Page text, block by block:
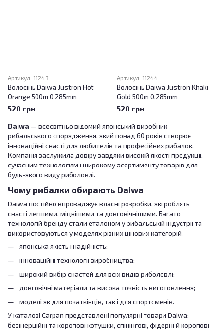
Артикул: 11243
Волосінь Daiwa Justron Hot
Orange 500m 0.285mm
520 грн
Артикул: 11244
Волосінь Daiwa Justron Khaki
Gold 500m 0.285mm
520 грн
Daiwa — всесвітньо відомий японський виробник
рибальського спорядження, який понад 60 років створює
інноваційні снасті для любителів та професійних рибалок.
Компанія заслужила довіру завдяки високій якості продукції,
сучасним технологіям і широкому асортименту товарів для
будь-якого виду риболовлі.
Чому рибалки обирають Daiwa
Daiwa постійно впроваджує власні розробки, які роблять
снасті легшими, міцнішими та довговічнішими. Багато
технологій бренду стали еталоном у рибальській індустрії та
використовуються у моделях різних цінових категорій.
японська якість і надійність;
інноваційні технології виробництва;
широкий вибір снастей для всіх видів риболовлі;
довговічні матеріали та висока точність виготовлення;
моделі як для початківців, так і для спортсменів.
У каталозі Carpan представлені популярні товари Daiwa:
безінерційні та коропові котушки, спінінгові, фідерні й коропові